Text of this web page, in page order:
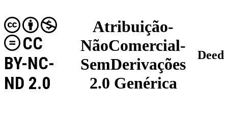
Atribuição-
NãoComercial-
SemDerivações
2.0 Genérica
CC
BY-NC-
ND 2.0
Deed